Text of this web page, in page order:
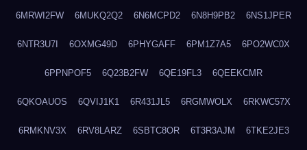
6MRWI2FW 6MUKQ2Q2 6N6MCPD2 6N8H9PB2 6NS1JPER
6NTR3U7I 6OXMG49D 6PHYGAFF 6PM1Z7A5 6PO2WC0X
6PPNPOF5 6Q23B2FW 6QE19FL3 6QEEKCMR
6QKOAUOS 6QVIJ1K1 6R431JL5 6RGMWOLX 6RKWC57X
6RMKNV3X 6RV8LARZ 6SBTC8OR 6T3R3AJM 6TKE2JE3